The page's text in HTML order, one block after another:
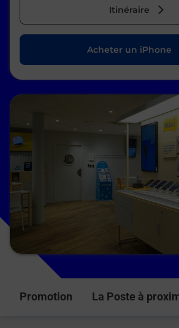
Itinéraire
Acheter un iPhone
Promotion La Poste à